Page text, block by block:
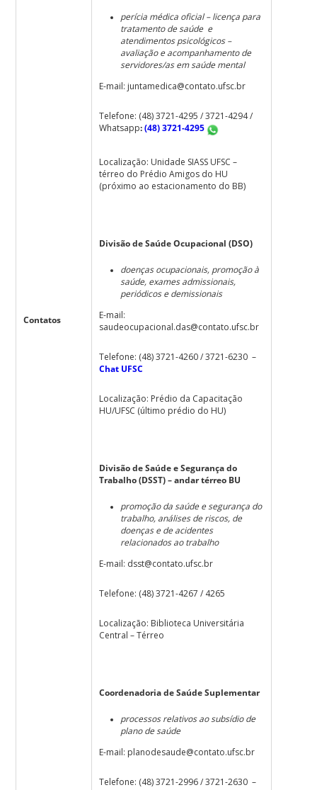
Contatos
perícia médica oficial – licença para
tratamento de saúde e
atendimentos psicológicos –
avaliação e acompanhamento de
servidores/as em saúde mental
E-mail: juntamedica@contato.ufsc.br
Telefone: (48) 3721-4295 / 3721-4294 /
Whatsapp:(48) 3721-4295
Localização: Unidade SIASS UFSC –
térreo do Prédio Amigos do HU
(próximo ao estacionamento do BB)
Divisão de Saúde Ocupacional (DSO)
doenças ocupacionais, promoção à
saúde, exames admissionais,
periódicos e demissionais
E-mail:
saudeocupacional.das@contato.ufsc.br
Telefone: (48) 3721-4260 / 3721-6230 –
Chat UFSC
Localização: Prédio da Capacitação
HU/UFSC (último prédio do HU)
Divisão de Saúde e Segurança do
Trabalho (DSST) – andar térreo BU
promoção da saúde e segurança do
trabalho, análises de riscos, de
doenças e de acidentes
relacionados ao trabalho
E-mail: dsst@contato.ufsc.br
Telefone: (48) 3721-4267 / 4265
Localização: Biblioteca Universitária
Central – Térreo
Coordenadoria de Saúde Suplementar
processos relativos ao subsídio de
plano de saúde
E-mail: planodesaude@contato.ufsc.br
Telefone: (48) 3721-2996 / 3721-2630 –